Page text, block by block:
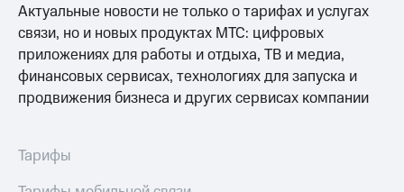
Актуальные новости не только о тарифах и услугах
связи, но и новых продуктах МТС: цифровых
приложениях для работы и отдыха, ТВ и медиа,
финансовых сервисах, технологиях для запуска и
продвижения бизнеса и других сервисах компании
Тарифы